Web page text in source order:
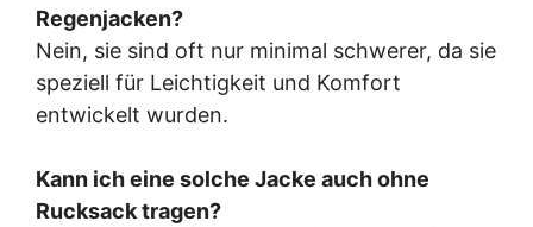
Regenjacken?
Nein, sie sind oft nur minimal schwerer, da sie
speziell für Leichtigkeit und Komfort
entwickelt wurden.
Kann ich eine solche Jacke auch ohne
Rucksack tragen?